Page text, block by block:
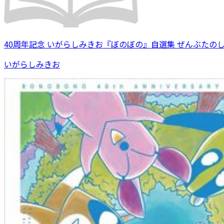
40周年記念 いがらしみきお『ぼのぼの』自選集 ぜんぶたの
いがらしみきお